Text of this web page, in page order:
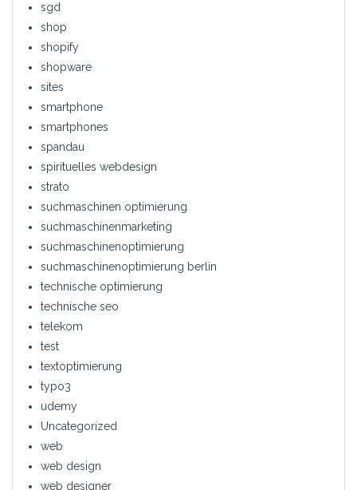
sgd
shop
shopify
shopware
sites
smartphone
smartphones
spandau
spirituelles webdesign
strato
suchmaschinen optimierung
suchmaschinenmarketing
suchmaschinenoptimierung
suchmaschinenoptimierung berlin
technische optimierung
technische seo
telekom
test
textoptimierung
typo3
udemy
Uncategorized
web
web design
web designer